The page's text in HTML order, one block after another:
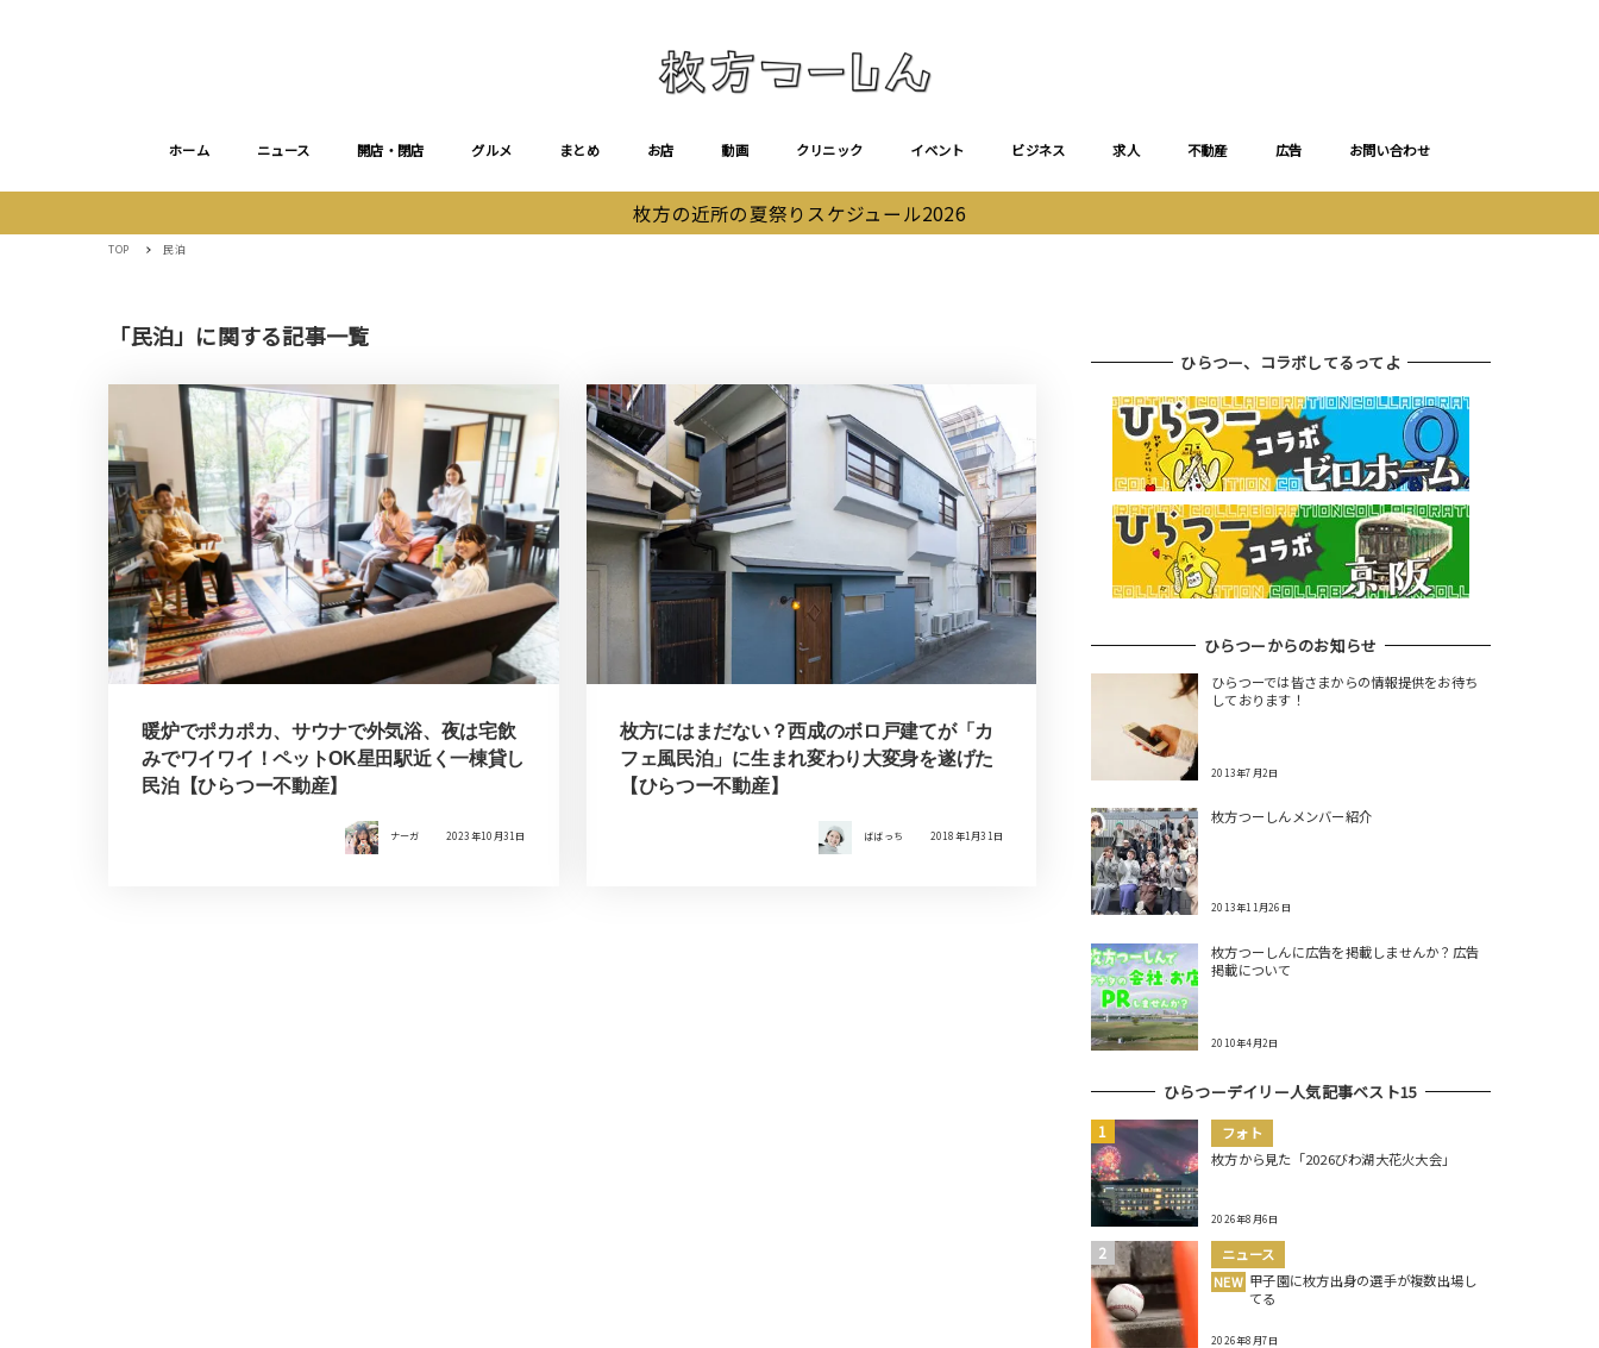
ホーム ニュース 開店・閉店 グルメ まとめ お店 動画 クリニック イベント ビジネス 求人 不動産 広告 お問い合わせ
枚方の近所の夏祭りスケジュール2026
TOP 民泊
「民泊」に関する記事一覧
暖炉でポカポカ、サウナで外気浴、夜は宅飲
みでワイワイ！ペットOK星田駅近く一棟貸し
民泊【ひらつー不動産】
ナーガ 2023年10月31日
枚方にはまだない？西成のボロ戸建てが「カ
フェ風民泊」に生まれ変わり大変身を遂げた
【ひらつー不動産】
ばばっち 2018年1月31日
ひらつー、コラボしてるってよ
ひらつーからのお知らせ
ひらつーでは皆さまからの情報提供をお待ち
しております！
2013年7月2日
枚方つーしんメンバー紹介
2013年11月26日
枚方つーしんに広告を掲載しませんか？広告
掲載について
2010年4月2日
ひらつーデイリー人気記事ベスト15
フォト
枚方から見た「2026びわ湖大花火大会」
2026年8月6日
ニュース
NEW 甲子園に枚方出身の選手が複数出場し
てる
2026年8月7日